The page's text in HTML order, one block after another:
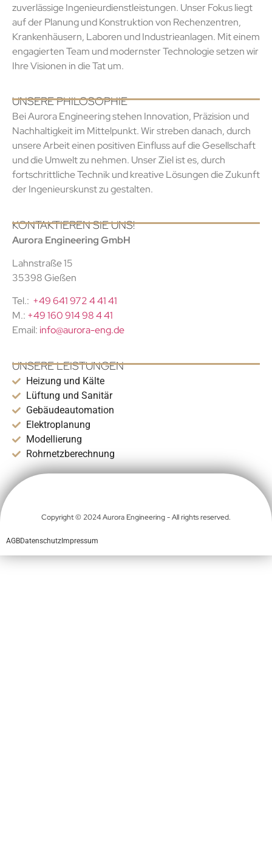
zuverlässige Ingenieurdienstleistungen. Unser Fokus liegt
auf der Planung und Konstruktion von Rechenzentren,
Krankenhäusern, Laboren und Industrieanlagen. Mit einem
engagierten Team und modernster Technologie setzen wir
Ihre Visionen in die Tat um.
UNSERE PHILOSOPHIE
Bei Aurora Engineering stehen Innovation, Präzision und
Nachhaltigkeit im Mittelpunkt. Wir streben danach, durch
unsere Arbeit einen positiven Einfluss auf die Gesellschaft
und die Umwelt zu nehmen. Unser Ziel ist es, durch
fortschrittliche Technik und kreative Lösungen die Zukunft
der Ingenieurskunst zu gestalten.
KONTAKTIEREN SIE UNS!
Aurora Engineering GmbH
Lahnstraße 15
35398 Gießen
Tel.: +49 641 972 4 41 41
M.: +49 160 914 98 4 41
Email: info@aurora-eng.de
UNSERE LEISTUNGEN
Heizung und Kälte
Lüftung und Sanitär
Gebäudeautomation
Elektroplanung
Modellierung
Rohrnetzberechnung
Copyright © 2024 Aurora Engineering - All rights reserved.
AGBDatenschutz Impressum